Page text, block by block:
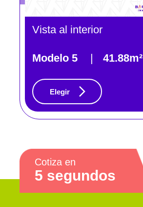
Vista al interior
Modelo 5 41.88m²
Elegir
Cotiza en
5 segundos